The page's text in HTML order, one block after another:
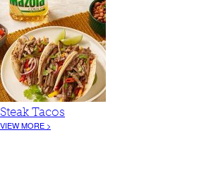
Steak Tacos
VIEW MORE >